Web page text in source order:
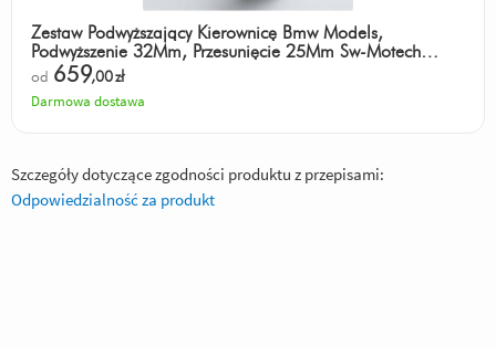
Zestaw Podwyższający Kierownicę Bmw Models,
Podwyższenie 32Mm, Przesunięcie 25Mm Sw-Motech
Silver
od 659,00zł
Darmowa dostawa
Szczegóły dotyczące zgodności produktu z przepisami:
Odpowiedzialność za produkt